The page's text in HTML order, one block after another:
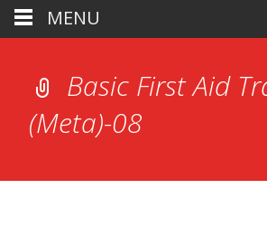
Basic First Aid
(Meta)-08
MENU